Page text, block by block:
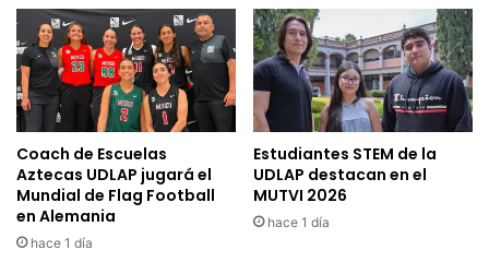
Coach de Escuelas
Aztecas UDLAP jugará el
Mundial de Flag Football
en Alemania
hace 1 día
Estudiantes STEM de la
UDLAP destacan en el
MUTVI 2026
hace 1 día